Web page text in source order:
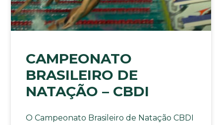
CAMPEONATO
BRASILEIRO DE
NATAÇÃO – CBDI
O Campeonato Brasileiro de Natação CBDI